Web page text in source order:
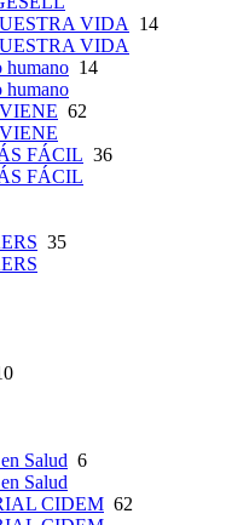
VIDA
14
VIDA
humano 14
humano
62
FÁCIL 36
FÁCIL
35
Salud 6
Salud
CIDEM 62